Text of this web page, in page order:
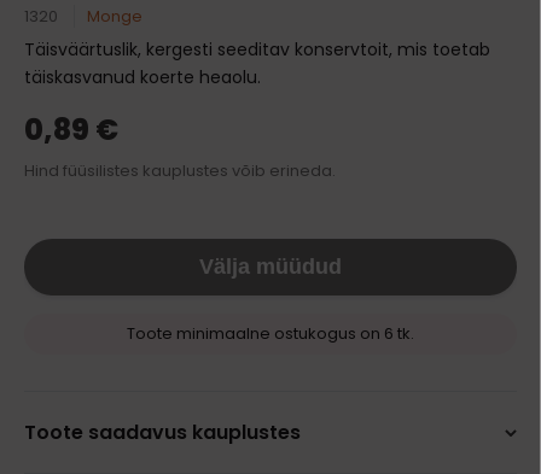
1320 Monge
Täisväärtuslik, kergesti seeditav konservtoit, mis toetab
täiskasvanud koerte heaolu.
0,89 €
Hind füüsilistes kauplustes võib erineda.
Välja müüdud
Toote minimaalne ostukogus on 6 tk.
Toote saadavus kauplustes